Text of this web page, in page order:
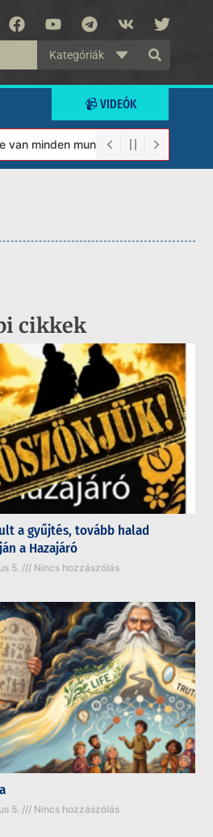
Kategóriák
📹 VIDEÓK
munkánkat segíteni
cikkek
a gyűjtés, tovább halad
a Hazajáró
5. Nincs hozzászólás
5. Nincs hozzászólás